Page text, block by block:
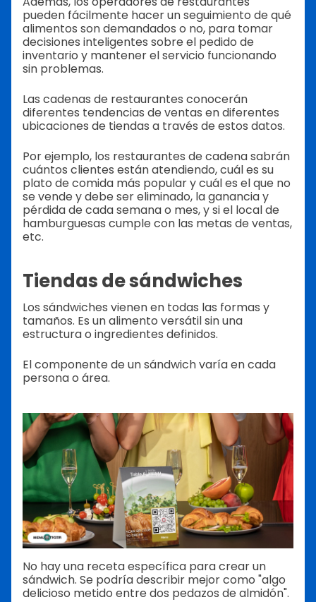
pueden fácilmente hacer un seguimiento de qué
alimentos son demandados o no, para tomar
decisiones inteligentes sobre el pedido de
inventario y mantener el servicio funcionando
sin problemas.
Las cadenas de restaurantes conocerán
diferentes tendencias de ventas en diferentes
ubicaciones de tiendas a través de estos datos.
Por ejemplo, los restaurantes de cadena sabrán
cuántos clientes están atendiendo, cuál es su
plato de comida más popular y cuál es el que no
se vende y debe ser eliminado, la ganancia y
pérdida de cada semana o mes, y si el local de
hamburguesas cumple con las metas de ventas,
etc.
Tiendas de sándwiches
Los sándwiches vienen en todas las formas y
tamaños. Es un alimento versátil sin una
estructura o ingredientes definidos.
El componente de un sándwich varía en cada
persona o área.
No hay una receta específica para crear un
sándwich. Se podría describir mejor como "algo
delicioso metido entre dos pedazos de almidón".